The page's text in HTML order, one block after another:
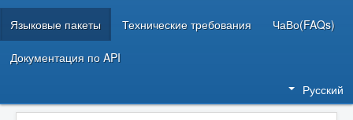
Языковые пакеты Технические требования ЧаВо(FAQs)
Документация по API
Русский